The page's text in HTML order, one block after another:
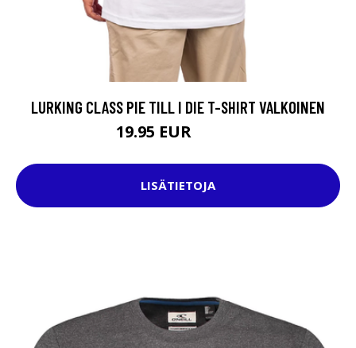
LURKING CLASS PIE TILL I DIE T-SHIRT VALKOINEN
19.95 EUR
LISÄTIETOJA